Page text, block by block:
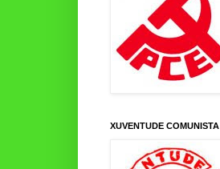
XUVENTUDE COMUNISTA